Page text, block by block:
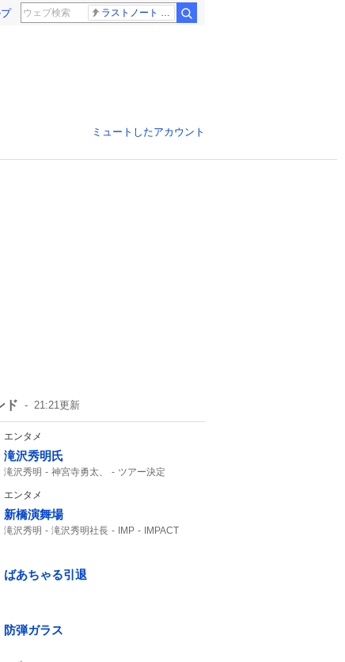
ラストノート 内田有紀
ミュートしたアカウント
ド 21:21更新
エンタメ
滝沢秀明氏
滝沢秀明 神宮寺勇太、
ツアー決定
エンタメ
新橋演舞場
滝沢秀明 滝沢秀明社長 IMP
IMPACT
ばあちゃる引退
防弾ガラス